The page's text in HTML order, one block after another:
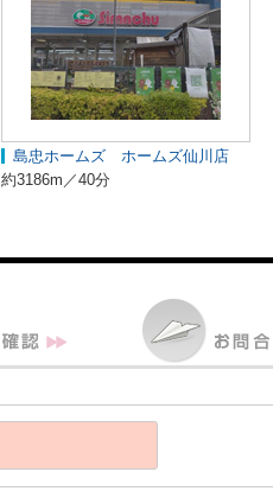
島忠ホームズ ホームズ仙川店
約3186m／40分